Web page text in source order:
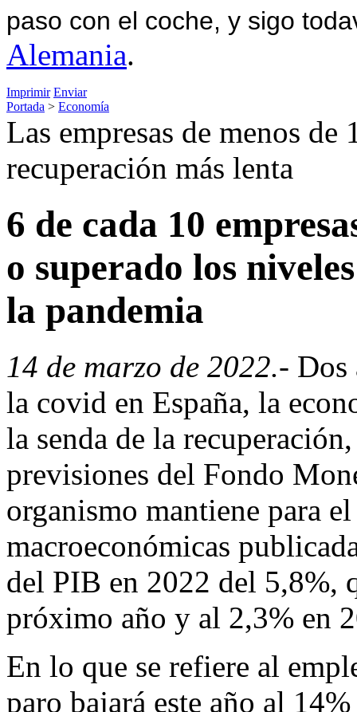
paso con el coche, y sigo
Alemania.
Imprimir Enviar
Portada > Economía
Las empresas de menos
recuperación más lenta
6 de cada 10
o superado los
la pandemia
14 de marzo de 2022.- Dos
la covid en España, la
la senda de la
previsiones del Fondo
organismo mantiene para
macroeconómicas
del PIB en 2022 del 5,8%,
próximo año y al 2,3% en
En lo que se refiere al
paro bajará este año al